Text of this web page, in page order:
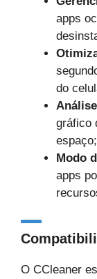
apps
do
gráfico
espaço;
Modo
apps
O CCleaner